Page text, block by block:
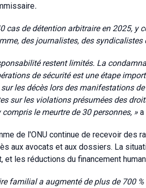
.
cas de détention arbitraire en 2025, y
des journalistes, des syndicalistes
restent limités. La
de sécurité est une étape
les décès lors des manifestations
sur les violations présumées des
le meurtre de 30 personnes, » a
de l'ONU continue de recevoir des
aux avocats et aux dossiers. La
et les réductions du financement
familial a augmenté de plus de 700